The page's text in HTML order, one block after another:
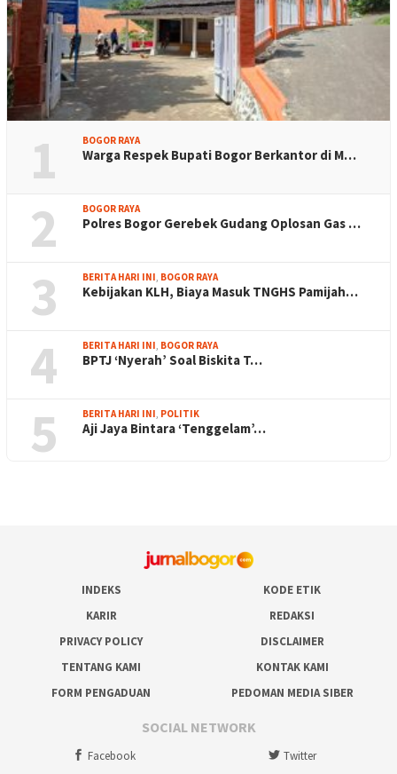
1 BOGOR RAYA
Warga Respek Bupati Bogor Berkantor di M…
2 BOGOR RAYA
Polres Bogor Gerebek Gudang Oplosan Gas …
3 BERITA HARI INI BOGOR RAYA
Kebijakan KLH, Biaya Masuk TNGHS Pamijah…
4 BERITA HARI INI BOGOR RAYA
BPTJ ‘Nyerah’ Soal Biskita T…
5 BERITA HARI INI POLITIK
Aji Jaya Bintara ‘Tenggelam’…
INDEKS
KODE ETIK
KARIR
REDAKSI
PRIVACY POLICY
DISCLAIMER
TENTANG KAMI
KONTAK KAMI
FORM PENGADUAN
PEDOMAN MEDIA SIBER
SOCIAL NETWORK
Facebook Twitter